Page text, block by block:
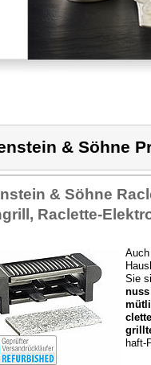
& Söhne
& Söh­ne
Ra­clette-
Sie
nuss
clette
haft-